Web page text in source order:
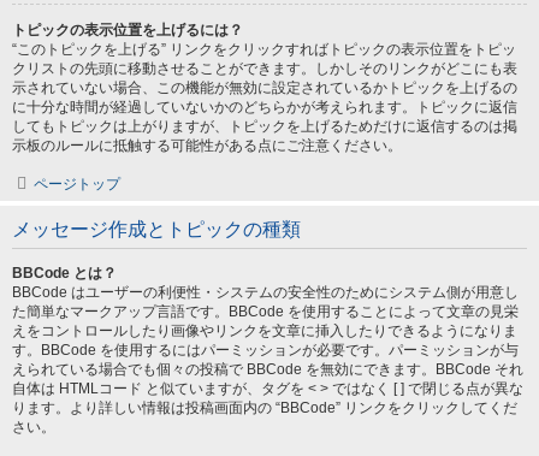
トピックの表示位置を上げるには？
“このトピックを上げる” リンクをクリックすればトピックの表示位置をトピッ
クリストの先頭に移動させることができます。しかしそのリンクがどこにも表
示されていない場合、この機能が無効に設定されているかトピックを上げるの
に十分な時間が経過していないかのどちらかが考えられます。トピックに返信
してもトピックは上がりますが、トピックを上げるためだけに返信するのは掲
示板のルールに抵触する可能性がある点にご注意ください。
ページトップ
メッセージ作成とトピックの種類
BBCode とは？
BBCode はユーザーの利便性・システムの安全性のためにシステム側が用意し
た簡単なマークアップ言語です。BBCode を使用することによって文章の見栄
えをコントロールしたり画像やリンクを文章に挿入したりできるようになりま
す。BBCode を使用するにはパーミッションが必要です。パーミッションが与
えられている場合でも個々の投稿で BBCode を無効にできます。BBCode それ
自体は HTMLコード と似ていますが、タグを < > ではなく [ ] で閉じる点が異な
ります。より詳しい情報は投稿画面内の “BBCode” リンクをクリックしてくだ
さい。